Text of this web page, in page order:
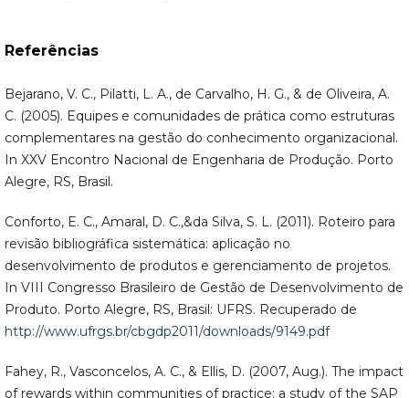
Referências
Bejarano, V. C., Pilatti, L. A., de Carvalho, H. G., & de Oliveira, A.
C. (2005). Equipes e comunidades de prática como estruturas
complementares na gestão do conhecimento organizacional.
In XXV Encontro Nacional de Engenharia de Produção. Porto
Alegre, RS, Brasil.
Conforto, E. C., Amaral, D. C.,&da Silva, S. L. (2011). Roteiro para
revisão bibliográfica sistemática: aplicação no
desenvolvimento de produtos e gerenciamento de projetos.
In VIII Congresso Brasileiro de Gestão de Desenvolvimento de
Produto. Porto Alegre, RS, Brasil: UFRS. Recuperado de
http://www.ufrgs.br/cbgdp2011/downloads/9149.pdf
Fahey, R., Vasconcelos, A. C., & Ellis, D. (2007, Aug.). The impact
of rewards within communities of practice: a study of the SAP